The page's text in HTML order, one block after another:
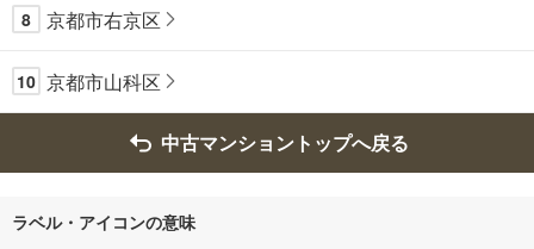
8 京都市右京区
10 京都市山科区
中古マンショントップへ戻る
ラベル・アイコンの意味